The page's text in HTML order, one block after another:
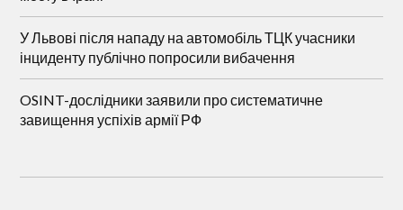
У Львові після нападу на автомобіль ТЦК учасники
інциденту публічно попросили вибачення
OSINT-дослідники заявили про систематичне
завищення успіхів армії РФ